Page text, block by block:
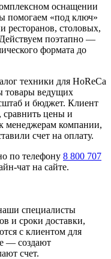
оснащении
помогаем «под ключ»
ресторанов, столовых,
поэтапно —
формата до
техники для HoReCa
товары ведущих
и бюджет. Клиент
сравнить цены и
менеджерам компании,
счет на оплату.
по телефону 8 800 707
чат на сайте.
специалисты
и сроки доставки,
с клиентом для
— создают
счет.